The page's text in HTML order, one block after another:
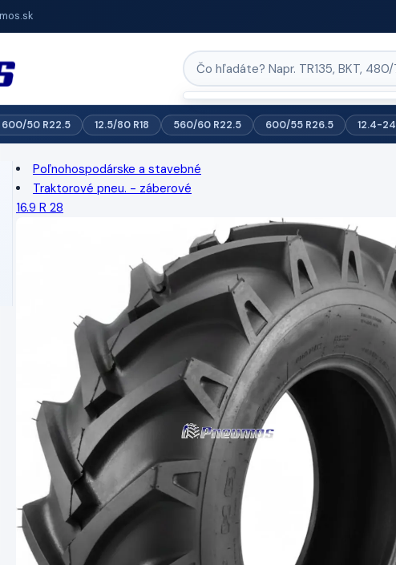
600/50 R22.5 12.5/80 R18 560/60 R22.5 600/55 R26.5 12.4-24
Poľnohospodárske a stavebné
Traktorové pneu. - záberové
16.9 R 28